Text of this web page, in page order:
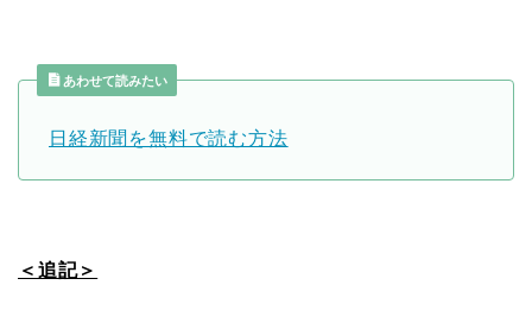
あわせて読みたい
日経新聞を無料で読む方法
＜追記＞